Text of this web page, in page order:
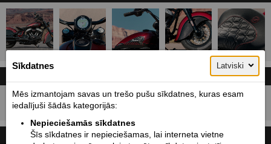
Cena sākot no:23650EUR
Cenas ar PVN!
TEHNISKIE DATI
Sīkdatnes Latviski
Mēs izmantojam savas un trešo pušu sīkdatnes, kuras esam
iedalījuši šādās kategorijās:
Nepieciešamās sīkdatnes
Šīs sīkdatnes ir nepieciešamas, lai interneta vietne